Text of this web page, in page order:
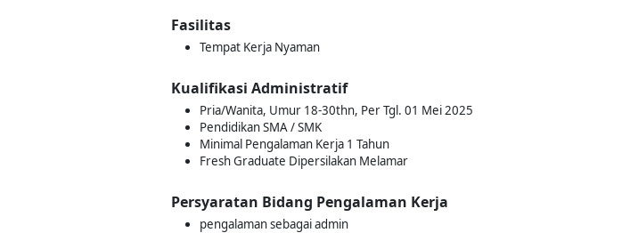
Fasilitas
Tempat Kerja Nyaman
Kualifikasi Administratif
Pria/Wanita, Umur 18-30thn, Per Tgl. 01 Mei 2025
Pendidikan SMA / SMK
Minimal Pengalaman Kerja 1 Tahun
Fresh Graduate Dipersilakan Melamar
Persyaratan Bidang Pengalaman Kerja
pengalaman sebagai admin